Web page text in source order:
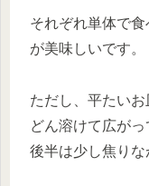
それぞれ単体で
が美味しいです。
ただし、平たい
どん溶けて広がっ
後半は少し焦りな